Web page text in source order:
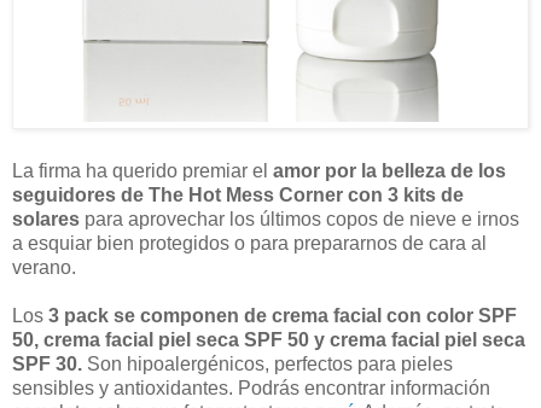
La firma ha querido premiar el amor por la belleza de los
seguidores de The Hot Mess Corner con 3 kits de
solares para aprovechar los últimos copos de nieve e irnos
a esquiar bien protegidos o para prepararnos de cara al
verano.
Los 3 pack se componen de crema facial con color SPF
50, crema facial piel seca SPF 50 y crema facial piel seca
SPF 30. Son hipoalergénicos, perfectos para pieles
sensibles y antioxidantes. Podrás encontrar información